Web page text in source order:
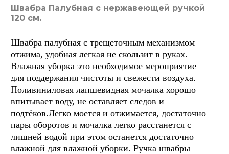
Швабра Палубная с нержавеющей ручкой
120 см.
Швабра палубная с трещеточным механизмом
отжима, удобная легкая не скользит в руках.
Влажная уборка это необходимое мероприятие
для поддержания чистоты и свежести воздуха.
Поливиниловая лапшевидная мочалка хорошо
впитывает воду, не оставляет следов и
подтёков.Легко моется и отжимается, достаточно
пары оборотов и мочалка легко расстанется с
лишней водой при этом останется достаточно
влажной для влажной уборки. Ручка швабры